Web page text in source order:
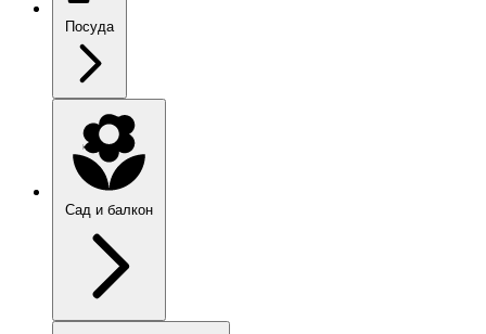
Посуда
Сад и балкон